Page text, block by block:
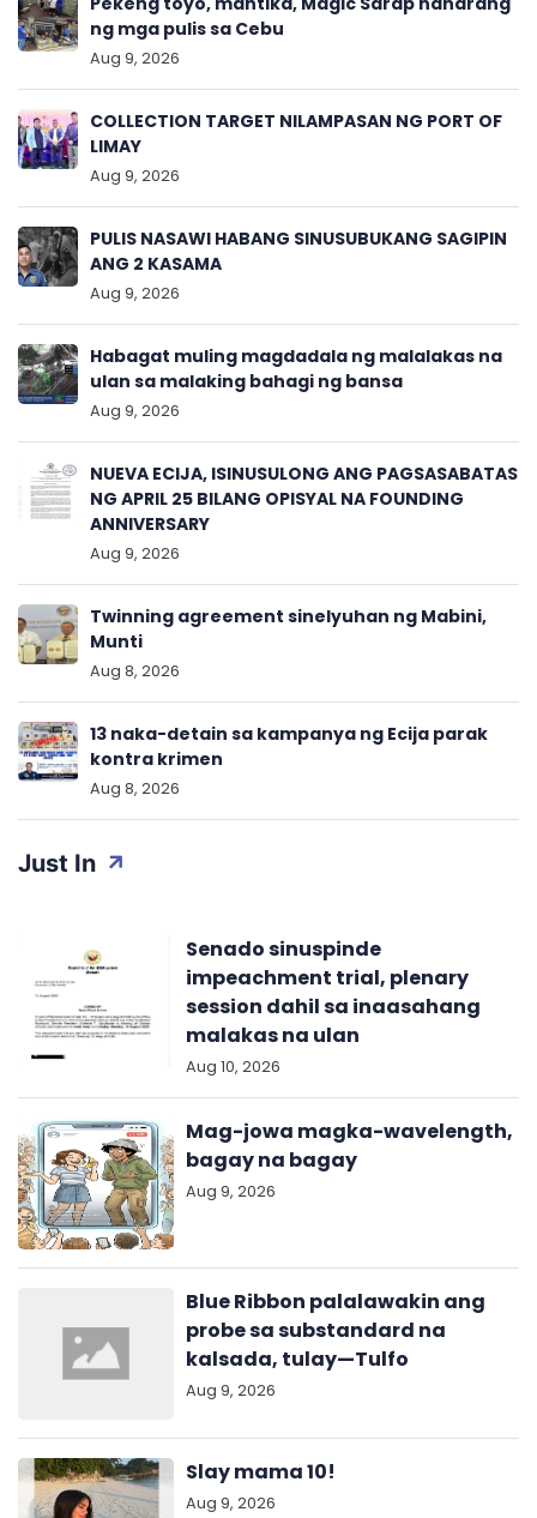
Just In
Senado sinuspinde
impeachment trial, plenary
session dahil sa inaasahang
malakas na ulan
Aug 10, 2026
Mag-jowa magka-wavelength,
bagay na bagay
Aug 9, 2026
Blue Ribbon palalawakin ang
probe sa substandard na
kalsada, tulay—Tulfo
Aug 9, 2026
Slay mama 10!
Aug 9, 2026
ng mga pulis sa Cebu
Aug 9, 2026
COLLECTION TARGET NILAMPASAN NG PORT OF
LIMAY
Aug 9, 2026
PULIS NASAWI HABANG SINUSUBUKANG SAGIPIN
ANG 2 KASAMA
Aug 9, 2026
Habagat muling magdadala ng malalakas na
ulan sa malaking bahagi ng bansa
Aug 9, 2026
NUEVA ECIJA, ISINUSULONG ANG PAGSASABATAS
NG APRIL 25 BILANG OPISYAL NA FOUNDING
ANNIVERSARY
Aug 9, 2026
Twinning agreement sinelyuhan ng Mabini,
Munti
Aug 8, 2026
13 naka-detain sa kampanya ng Ecija parak
kontra krimen
Aug 8, 2026